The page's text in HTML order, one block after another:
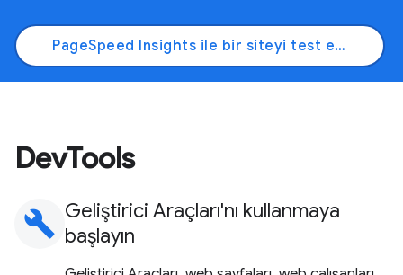
PageSpeed Insights ile bir siteyi test etme
DevTools
build Geliştirici Araçları'nı kullanmaya
başlayın